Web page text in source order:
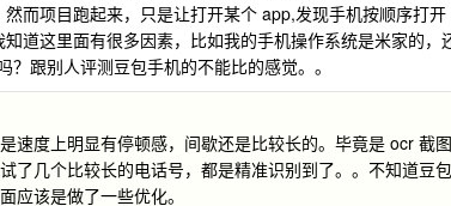
而项目跑起来，只是让打开某个 app,发现手机按顺序打开
道这里面有很多因素，比如我的手机操作系统是米家的，
跟别人评测豆包手机的不能比的感觉。。
速度上明显有停顿感，间歇还是比较长的。毕竟是 ocr 截图
了几个比较长的电话号，都是精准识别到了。。不知道豆包
应该是做了一些优化。